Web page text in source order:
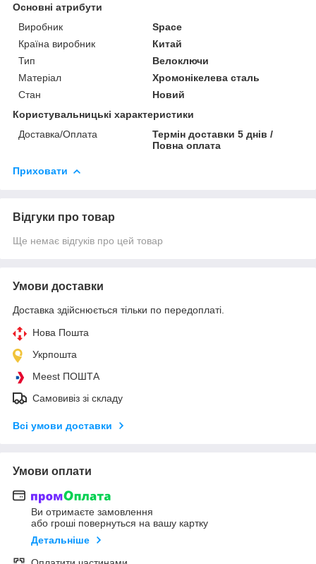
Основні атрибути
Виробник
Space
Країна виробник
Китай
Тип
Велоключи
Матеріал
Хромонікелева сталь
Стан
Новий
Користувальницькі характеристики
Доставка/Оплата
Термін доставки 5 днів /
Повна оплата
Приховати
Відгуки про товар
Ще немає відгуків про цей товар
Умови доставки
Доставка здійснюється тільки по передоплаті.
Нова Пошта
Укрпошта
Meest ПОШТА
Самовивіз зі складу
Всі умови доставки
Умови оплати
Ви отримаєте замовлення
або гроші повернуться на вашу картку
Детальніше